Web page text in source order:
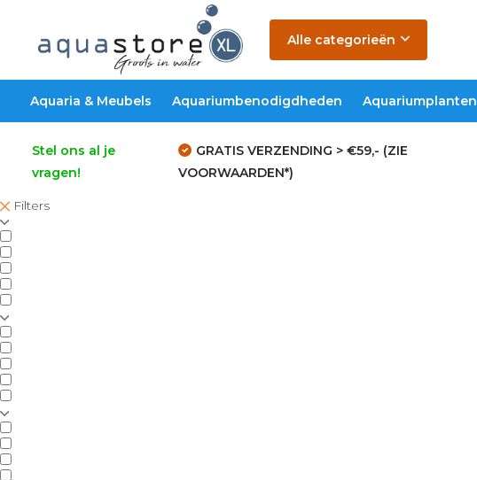
Alle categorieën
Aquaria & Meubels Aquariumbenodigdheden Aquariumplanten
Stel ons al je
vragen!
GRATIS VERZENDING > €59,- (ZIE
VOORWAARDEN*)
Filters